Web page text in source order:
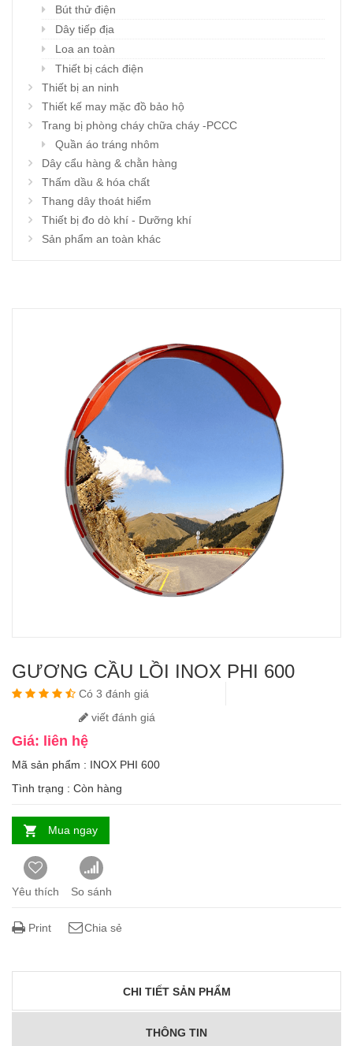
Bút thử điện
Dây tiếp địa
Loa an toàn
Thiết bị cách điện
Thiết bị an ninh
Thiết kế may mặc đồ bảo hộ
Trang bị phòng cháy chữa cháy -PCCC
Quần áo tráng nhôm
Dây cẩu hàng & chằn hàng
Thấm dầu & hóa chất
Thang dây thoát hiểm
Thiết bị đo dò khí - Dưỡng khí
Sản phẩm an toàn khác
GƯƠNG CẦU LỒI INOX PHI 600
Có 3 đánh giá
viết đánh giá
Giá: liên hệ
Mã sản phẩm : INOX PHI 600
Tình trạng : Còn hàng
Mua ngay
Yêu thích So sánh
Print Chia sẻ
CHI TIẾT SẢN PHẨM
THÔNG TIN